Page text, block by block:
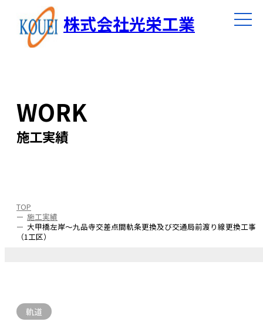
株式会社光栄工業
WORK
施工実績
TOP
施工実績
大甲橋左岸～九品寺交差点間軌条更換及び交通局前渡り線更換工事
（1工区）
軌道